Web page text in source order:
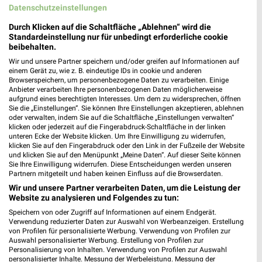
25,2 km
Wohnideen so individuell wie du!
Gültig bis Fr. 14.08.
0,4 km
Gartenabverkauf
Gültig bis Sa. 15.08.
JYSK Sconto Möbel
Datenschutzeinstellungen
Durch Klicken auf die Schaltfläche „Ablehnen“ wird die
Standardeinstellung nur für unbedingt erforderliche cookie
beibehalten.
Wir und unsere Partner speichern und/oder greifen auf Informationen auf
einem Gerät zu, wie z. B. eindeutige IDs in cookie und anderen
Browserspeichern, um personenbezogene Daten zu verarbeiten. Einige
Anbieter verarbeiten Ihre personenbezogenen Daten möglicherweise
aufgrund eines berechtigten Interesses. Um dem zu widersprechen, öffnen
Sie die „Einstellungen“. Sie können Ihre Einstellungen akzeptieren, ablehnen
oder verwalten, indem Sie auf die Schaltfläche „Einstellungen verwalten“
klicken oder jederzeit auf die Fingerabdruck-Schaltfläche in der linken
unteren Ecke der Website klicken. Um Ihre Einwilligung zu widerrufen,
klicken Sie auf den Fingerabdruck oder den Link in der Fußzeile der Website
und klicken Sie auf den Menüpunkt „Meine Daten“. Auf dieser Seite können
Sie Ihre Einwilligung widerrufen. Diese Entscheidungen werden unseren
Partnern mitgeteilt und haben keinen Einfluss auf die Browserdaten.
Wir und unsere Partner verarbeiten Daten, um die Leistung der
Website zu analysieren und Folgendes zu tun:
Speichern von oder Zugriff auf Informationen auf einem Endgerät.
Verwendung reduzierter Daten zur Auswahl von Werbeanzeigen. Erstellung
von Profilen für personalisierte Werbung. Verwendung von Profilen zur
Auswahl personalisierter Werbung. Erstellung von Profilen zur
Personalisierung von Inhalten. Verwendung von Profilen zur Auswahl
personalisierter Inhalte. Messung der Werbeleistung. Messung der